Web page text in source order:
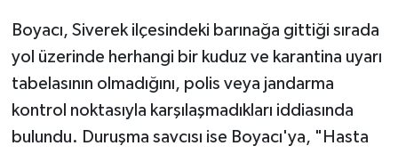
Boyacı, Siverek ilçesindeki barınağa gittiği sırada
yol üzerinde herhangi bir kuduz ve karantina uyarı
tabelasının olmadığını, polis veya jandarma
kontrol noktasıyla karşılaşmadıkları iddiasında
bulundu. Duruşma savcısı ise Boyacı'ya, "Hasta